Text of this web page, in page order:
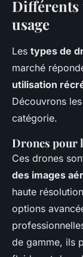
Différents
usage
Les types de
marché
utilisation
Découvrons
catégorie.
Drones pour
Ces drones
des images
haute
options
de gamme, ils